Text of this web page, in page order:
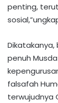
penting,
Dikatakanya,
penuh
falsafah
terwujudnya